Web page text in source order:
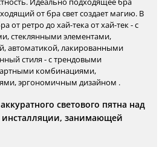
от бра свет создает магию. В
от ретро до хай-тека от хай-тек - с
стеклянными элементами,
автоматикой, лакированными
стиля - с трендовыми
комбинациями,
эргономичным дизайном .
светового пятна над
занимающей